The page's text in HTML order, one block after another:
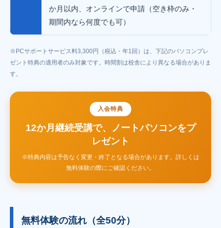
か月以内、オンラインで申請（空き枠のみ・
期間内なら何度でも可）
※PCサポートサービス料3,300円（税込・年1回）は、下記のパソコンプレ
ゼント特典の適用者のみ対象です。時間割は校舎により異なる場合がありま
す。
入会特典
12か月継続受講で、ノートパソコンをプ
レゼント
※特典内容は予告なく変更・終了となる場合があります。詳しくは
無料体験の際にご確認ください。
無料体験の流れ（全50分）